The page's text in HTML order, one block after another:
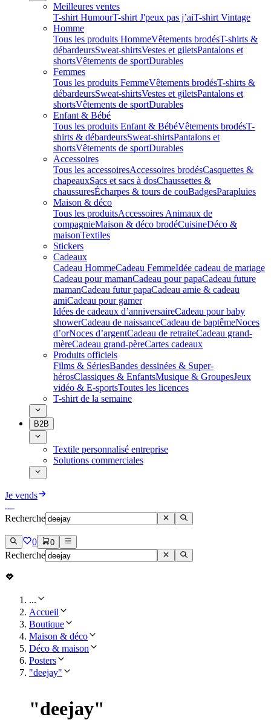
Meilleures ventes
T-shirt HumourT-shirt J'peux pas j’aiT-shirt Vintage
Homme
Tous les produits HommeVêtements brodésT-shirts &
débardeursSweat-shirtsVestes et giletsPantalons et
shortsVêtements de sportDurables
Femmes
Tous les produits FemmeVêtements brodésT-shirts &
débardeursSweat-shirtsVestes et giletsPantalons et
shortsVêtements de sportDurables
Enfant & Bébé
Tous les produits Enfant & BébéVêtements brodésT-
shirts & débardeursSweat-shirtsPantalons et
shortsVêtements de sportDurables
Accessoires
Tous les accessoiresAccessoires brodésCasquettes &
chapeauxSacs et sacs à dosChaussettes &
chaussuresÉcharpes & tours de couBadgesParapluies
Maison & déco
Tous les produitsAccessoires Animaux de
compagnieMaison & déco brodéCuisineDéco &
maisonTextiles
Stickers
Cadeaux
Cadeau HommeCadeau FemmeIdée cadeau de mariage​
Cadeau pour mamanCadeau pour papaCadeau future
mamanCadeau futur papaCadeau amie & cadeau
amiCadeau pour gamer
Idées de cadeaux d’anniversaireCadeau pour baby
showerCadeau de naissanceCadeau de baptêmeNoces
d’orNoces d’argentCadeau de retraiteCadeau grand-
mèreCadeau grand-pèreCartes cadeaux
Produits officiels
Films & SériesBandes dessinées & Super-
hérosClassiques & EnfantsMusique & GroupesJeux
vidéo & E-sportsToutes les licences
T-shirt de la semaine
B2B
Textile personnalisé entreprise
Solutions commerciales
Je vends
Recherche
0 0
Recherche
...
Accueil
Boutique
Maison & déco
Déco & maison
Posters
"deejay"
"deejay"